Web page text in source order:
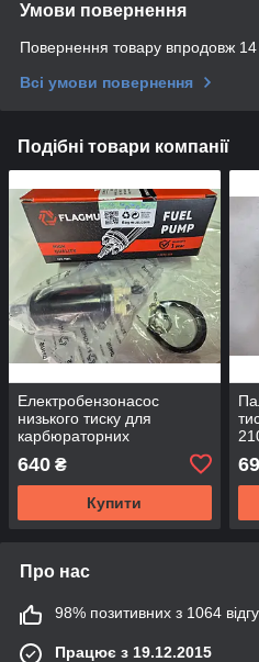
Умови повернення
Повернення товару впродовж 14
Всі умови повернення
Подібні товари компанії
Електробензонасос
низького тиску для
карбюраторних
2108,21099,ЗАЗ 1102-1103
Таврія Flagmus
640 ₴
Купити
ДК
Про нас
98% позитивних з 1064
Працює з 19.12.2015